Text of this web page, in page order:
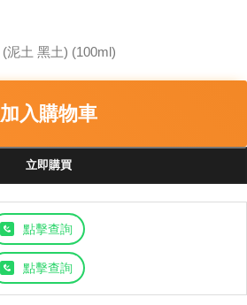
泥土 黑土) (100ml)
加入購物車
立即購買
點擊查詢
點擊查詢